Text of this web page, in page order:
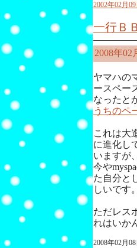
2002年02月
一行Ｂ
2008年02
ヤマハの
ースペー
なったと
うちのペ
これは大
に進化し
いますが
今や
た自分と
しいです。
ただレス
れはいか
2008年02月